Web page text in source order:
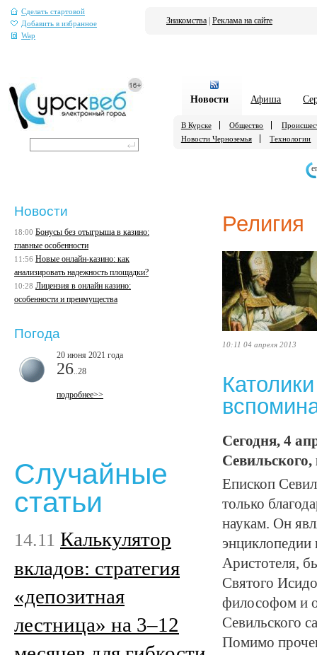
Сделать стартовой
Добавить в избранное
Wap
Знакомства Реклама на сайте
Новости Афиша
В Курске Общество
Новости Черноземья
Технологии
Религия
10:11 04 апреля 2013
Сегодня, 4
Епископ
только
наукам. Он
Аристотеля,
Святого
философом и
Севильского
Помимо
Новости
18:00 Бонусы без отыгрыша в казино:
главные особенности
11:56 Новые онлайн-казино: как
анализировать надежность площадки?
10:28 Лицензия в онлайн казино:
особенности и преимущества
Погода
20 июня 2021 года
26 ..28
подробнее>>
Случайные
статьи
14.11 Калькулятор
вкладов: стратегия
«депозитная
лестница» на 3–12